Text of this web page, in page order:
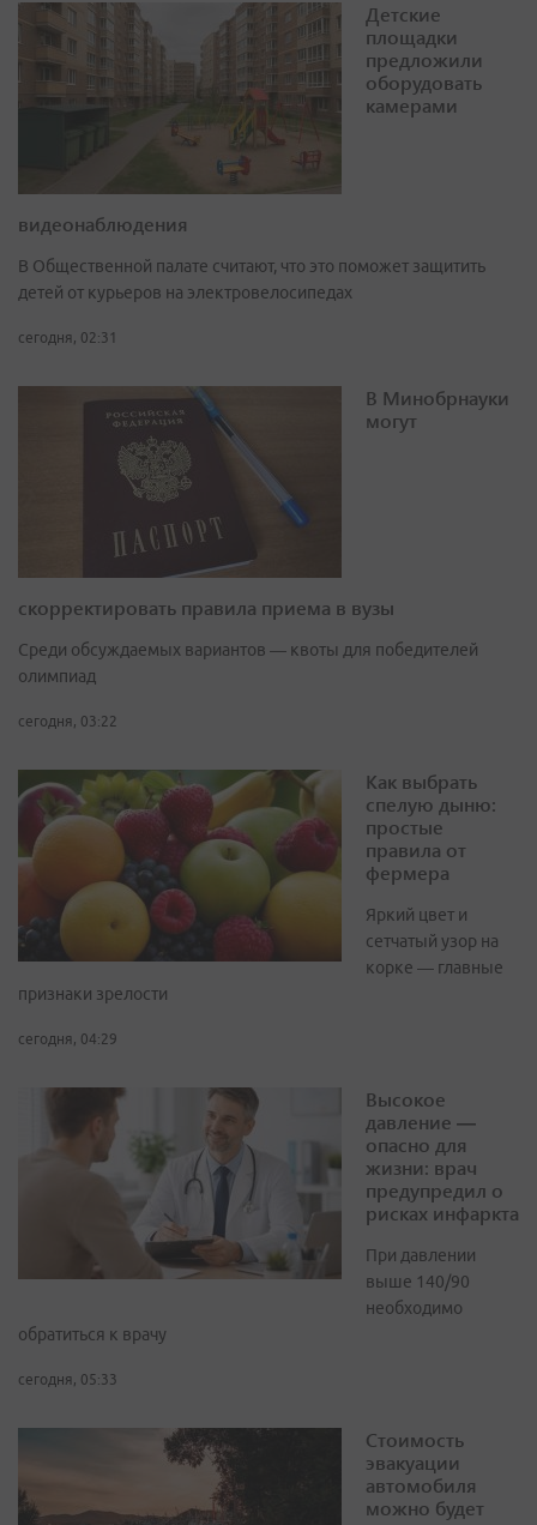
Детские
площадки
предложили
оборудовать
камерами
видеонаблюдения
В Общественной палате считают, что это поможет защитить
детей от курьеров на электровелосипедах
сегодня, 02:31
В Минобрнауки
могут
скорректировать правила приема в вузы
Среди обсуждаемых вариантов — квоты для победителей
олимпиад
сегодня, 03:22
Как выбрать
спелую дыню:
простые
правила от
фермера
Яркий цвет и
сетчатый узор на
корке — главные
признаки зрелости
сегодня, 04:29
Высокое
давление —
опасно для
жизни: врач
предупредил о
рисках инфаркта
При давлении
выше 140/90
необходимо
обратиться к врачу
сегодня, 05:33
Стоимость
эвакуации
автомобиля
можно будет